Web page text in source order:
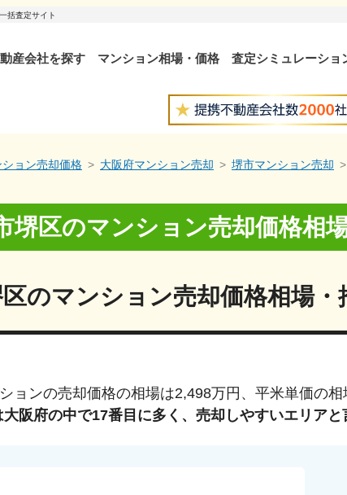
括査定サイト
産会社を探す マンション相場・価格 査定シミュレーショ
ション売却価格 大阪府マンション売却 堺市マンション売却
堺区のマンション売却価格相
のマンション売却価格相場・
ョンの売却価格の相場は2,498万円、平米単価の相
大阪府の中で17番目に多く、売却しやすいエリアと